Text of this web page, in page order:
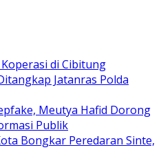
di Cibitung
Jatanras Polda
Meutya Hafid Dorong
Publik
Bongkar Peredaran Sinte,